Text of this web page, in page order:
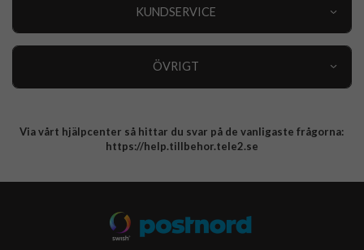
KUNDSERVICE
ÖVRIGT
Integritetspolicy
Via vårt hjälpcenter så hittar du svar på de vanligaste frågorna:
https://help.tillbehor.tele2.se